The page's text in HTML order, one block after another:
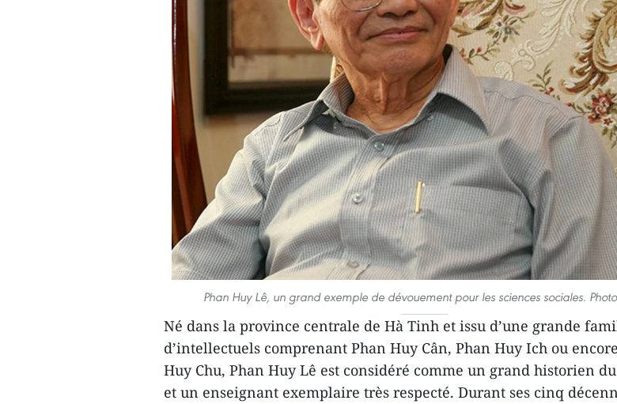
Phan Huy Lê, un grand exemple de dévouement pour les sciences sociales.
Né dans la province centrale de Hà Tinh et issu d’une grande
d’intellectuels comprenant Phan Huy Cân, Phan Huy Ich ou
Huy Chu, Phan Huy Lê est considéré comme un grand historien
et un enseignant exemplaire très respecté. Durant ses cinq